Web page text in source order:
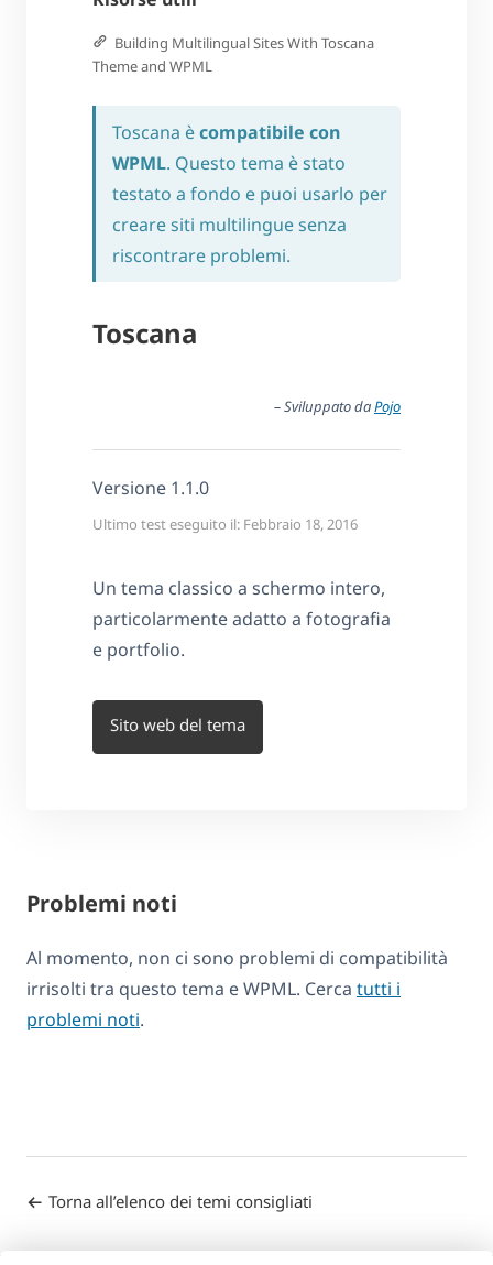
Building Multilingual Sites With Toscana
Theme and WPML
Toscana ècompatibile con
WPML. Questo tema è stato
testato a fondo e puoi usarlo per
creare siti multilingue senza
riscontrare problemi.
Toscana
– Sviluppato daPojo
Versione 1.1.0
Ultimo test eseguito il: Febbraio 18, 2016
Un tema classico a schermo intero,
particolarmente adatto a fotografia
e portfolio.
Sito web del tema
Problemi noti
Al momento, non ci sono problemi di compatibilità
irrisolti tra questo tema e WPML. Cerca tutti i
problemi noti.
Torna all’elenco dei temi consigliati